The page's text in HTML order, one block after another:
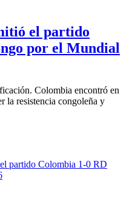
el partido
por el Mundial
Colombia encontró en
la resistencia congoleña y